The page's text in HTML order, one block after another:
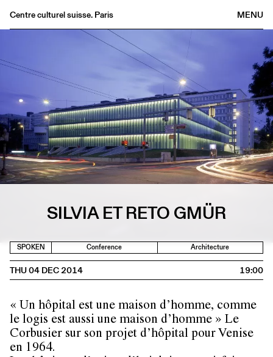
MENU
Centre culturel suisse. Paris
Buvette
Archives
Medias
Publications
About
FR/EN
SILVIA ET RETO GMÜR
SPOKEN Conference Architecture
THU 04 DEC 2014 19:00
« Un hôpital est une maison d’homme, comme
le logis est aussi une maison d’homme » Le
Corbusier sur son projet d’hôpital pour Venise
en 1964.